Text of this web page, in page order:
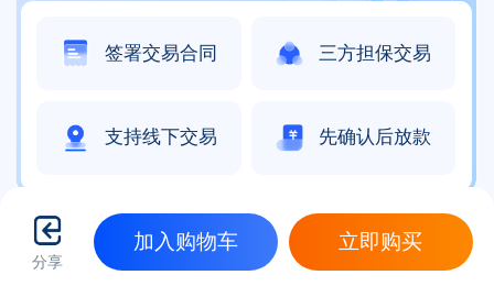
签署交易合同 三方担保交易
支持线下交易 先确认后放款
基本信息
分享
加入购物车 立即购买